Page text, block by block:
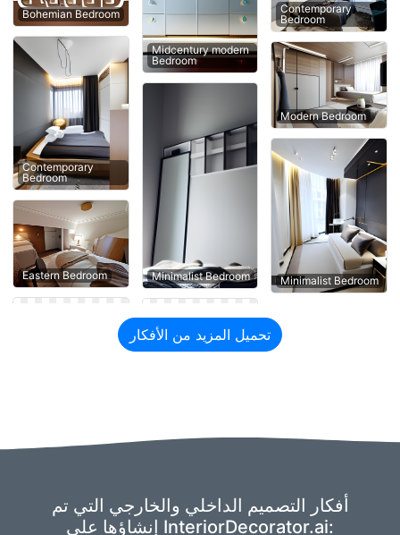
Bohemian Bedroom
Contemporary
Bedroom
Eastern Bedroom
Midcentury modern
Bedroom
Minimalist Bedroom
Contemporary
Bedroom
Modern Bedroom
Minimalist Bedroom
تحميل المزيد من الأفكار
أفكار التصميم الداخلي والخارجي التي تم
إنشاؤها على InteriorDecorator.ai: